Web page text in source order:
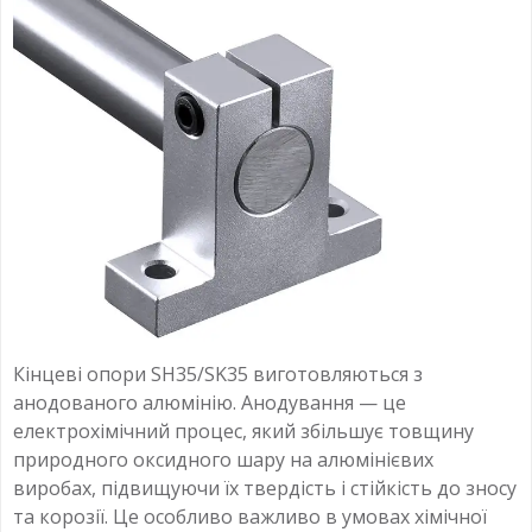
Кінцеві опори SH35/SK35 виготовляються з
анодованого алюмінію. Анодування — це
електрохімічний процес, який збільшує товщину
природного оксидного шару на алюмінієвих
виробах, підвищуючи їх твердість і стійкість до зносу
та корозії. Це особливо важливо в умовах хімічної